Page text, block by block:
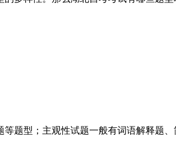
题型；主观性试题一般有词语解释题